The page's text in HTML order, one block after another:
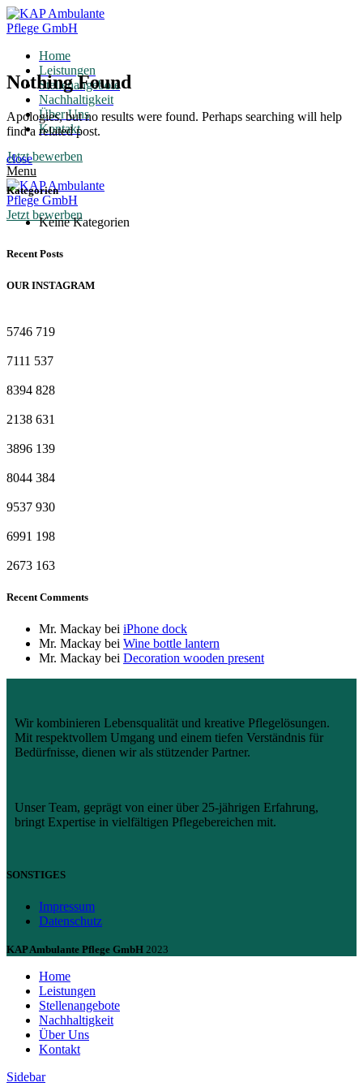
Home
Leistungen
Stellenangebote
Nachhaltigkeit
Über Uns
Kontakt
Jetzt bewerben
Menu
Jetzt bewerben
Nothing Found
Apologies, but no results were found. Perhaps searching will help
find a related post.
close
Kategorien
Keine Kategorien
Recent Posts
OUR INSTAGRAM
5746 719
7111 537
8394 828
2138 631
3896 139
8044 384
9537 930
6991 198
2673 163
Recent Comments
Mr. Mackay bei iPhone dock
Mr. Mackay bei Wine bottle lantern
Mr. Mackay bei Decoration wooden present
Wir kombinieren Lebensqualität und kreative Pflegelösungen.
Mit respektvollem Umgang und einem tiefen Verständnis für
Bedürfnisse, dienen wir als stützender Partner.
Unser Team, geprägt von einer über 25-jährigen Erfahrung,
bringt Expertise in vielfältigen Pflegebereichen mit.
SONSTIGES
Impressum
Datenschutz
KAP Ambulante Pflege GmbH 2023
Home
Leistungen
Stellenangebote
Nachhaltigkeit
Über Uns
Kontakt
Sidebar